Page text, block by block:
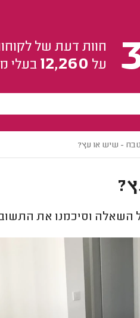
חוות דעת של
על 12,260 בעלי
- שיש או עץ?
השאלה וסיכמנו את